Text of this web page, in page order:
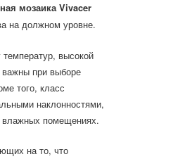
мозаика Vivacer
на должном уровне.
высокой
важны при выборе
того, класс
наклонностями,
влажных помещениях.
на то, что